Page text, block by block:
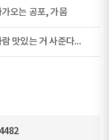
오는 공포, 가뭄
('25년 11월) 3. 모르는 사람 맛있는 거 사준다고 따라오라 할 때, 절대 따라가면 안 돼요!